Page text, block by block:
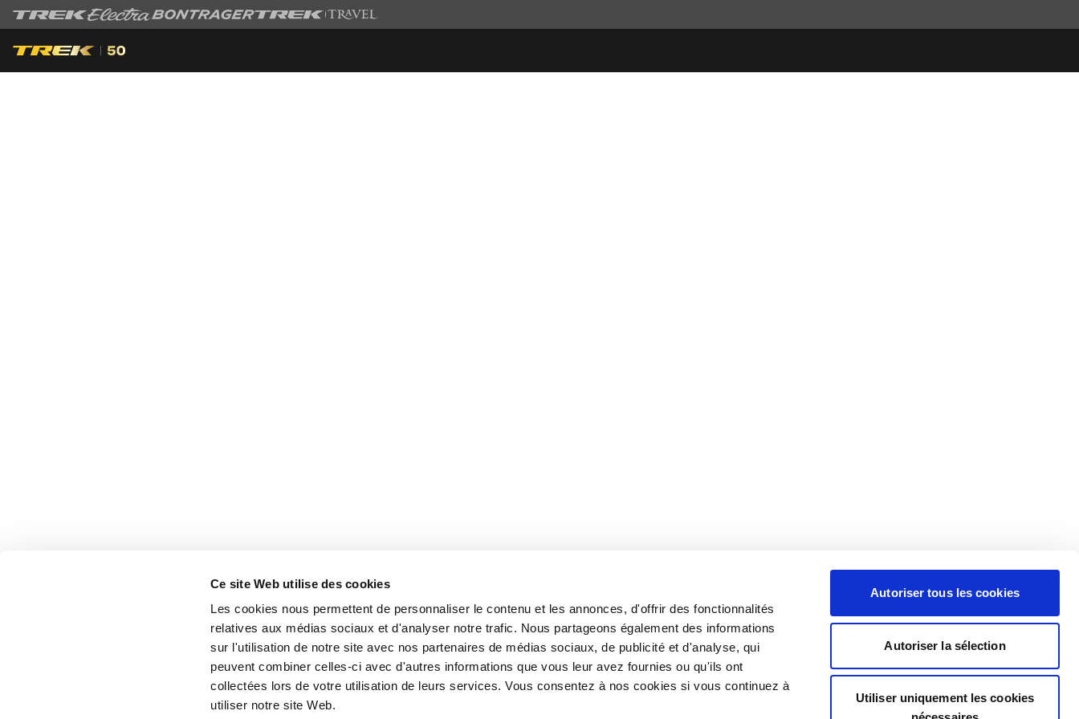
Ce site Web utilise des cookies
Les cookies nous permettent de personnaliser le contenu et les annonces, d'offrir des fonctionnalités
relatives aux médias sociaux et d'analyser notre trafic. Nous partageons également des informations
sur l'utilisation de notre site avec nos partenaires de médias sociaux, de publicité et d'analyse, qui
peuvent combiner celles-ci avec d'autres informations que vous leur avez fournies ou qu'ils ont
collectées lors de votre utilisation de leurs services. Vous consentez à nos cookies si vous continuez à
utiliser notre site Web.
Autoriser tous les cookies
Autoriser la sélection
Utiliser uniquement les cookies